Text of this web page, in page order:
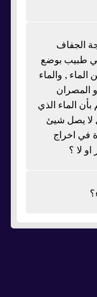
الجفاف
طبيب بوضع
, والماء
المصران
الماء الذي
لا يصل شيئ
في اخراج
او لا ؟